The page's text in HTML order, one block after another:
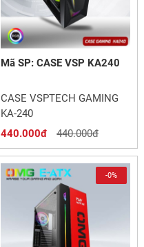
Mã SP: CASE VSP KA240
CASE VSPTECH GAMING
KA-240
440.000đ
440.000đ
-0%